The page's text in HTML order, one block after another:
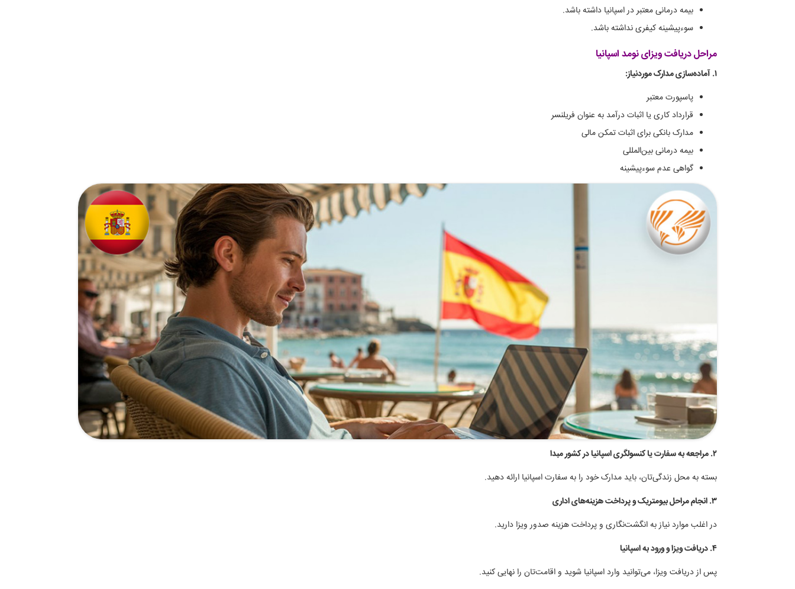
بیمه درمانی معتبر در اسپانیا داشته باشد.
سوءپیشینه کیفری نداشته باشد.
مراحل دریافت ویزای نومد اسپانیا
۱. آماده‌سازی مدارک موردنیاز:
پاسپورت معتبر
قرارداد کاری یا اثبات درآمد به عنوان فریلنسر
مدارک بانکی برای اثبات تمکن مالی
بیمه درمانی بین‌المللی
گواهی عدم سوءپیشینه
۲. مراجعه به سفارت یا کنسولگری اسپانیا در کشور مبدا
بسته به محل زندگی‌تان، باید مدارک خود را به سفارت اسپانیا ارائه دهید.
۳. انجام مراحل بیومتریک و پرداخت هزینه‌های اداری
در اغلب موارد نیاز به انگشت‌نگاری و پرداخت هزینه صدور ویزا دارید.
۴. دریافت ویزا و ورود به اسپانیا
پس از دریافت ویزا، می‌توانید وارد اسپانیا شوید و اقامت‌تان را نهایی کنید.